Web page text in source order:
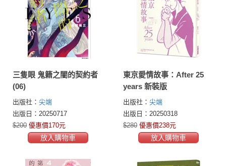
三隻眼 鬼籍之闇的契約者
(06)
出版社： 尖端
出版日：20250717
$200 優惠價170元
放入購物車
東京愛情故事：After 25
years 新裝版
出版社： 尖端
出版日：20250318
$280 優惠價238元
放入購物車